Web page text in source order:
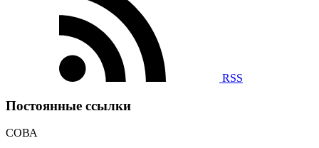
RSS
Постоянные ссылки
СОВА